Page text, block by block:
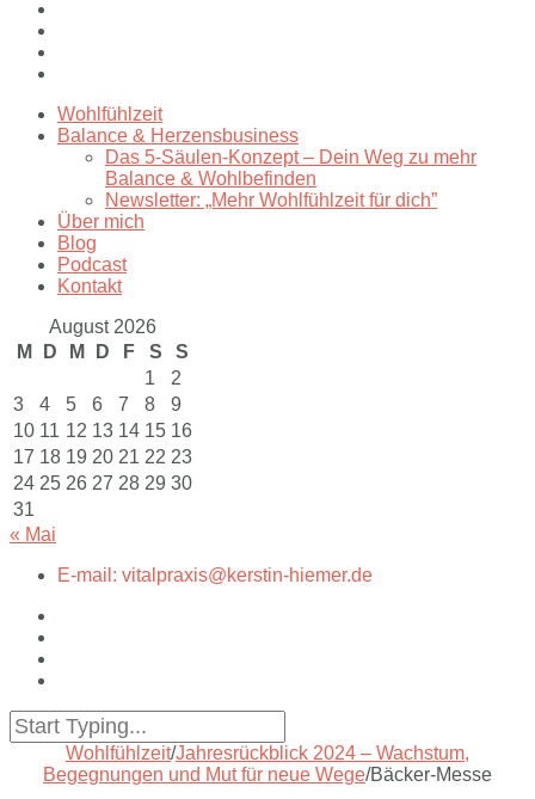
Wohlfühlzeit
Balance & Herzensbusiness
Das 5-Säulen-Konzept – Dein Weg zu mehr
Balance & Wohlbefinden
Newsletter: „Mehr Wohlfühlzeit für dich”
Über mich
Blog
Podcast
Kontakt
August 2026
M
D M D F S
S
1
2
3
4 5 6 7 8
9
10 11 12 13 14 15 16
17 18 19 20 21 22 23
24 25 26 27 28 29 30
31
« Mai
E-mail: vitalpraxis@kerstin-hiemer.de
Wohlfühlzeit/Jahresrückblick 2024 – Wachstum,
Begegnungen und Mut für neue Wege/Bäcker-Messe